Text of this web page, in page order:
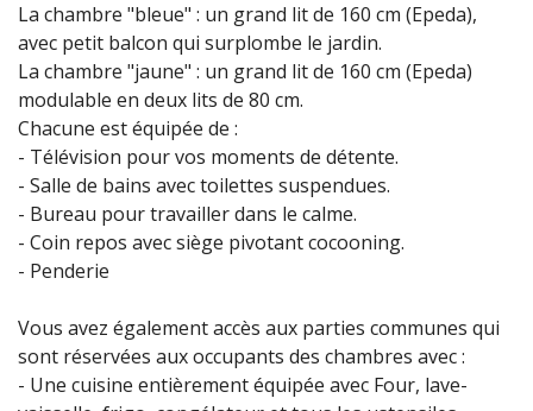
La chambre "bleue" : un grand lit de 160 cm (Epeda),
avec petit balcon qui surplombe le jardin.
La chambre "jaune" : un grand lit de 160 cm (Epeda)
modulable en deux lits de 80 cm.
Chacune est équipée de :
- Télévision pour vos moments de détente.
- Salle de bains avec toilettes suspendues.
- Bureau pour travailler dans le calme.
- Coin repos avec siège pivotant cocooning.
- Penderie
Vous avez également accès aux parties communes qui
sont réservées aux occupants des chambres avec :
- Une cuisine entièrement équipée avec Four, lave-